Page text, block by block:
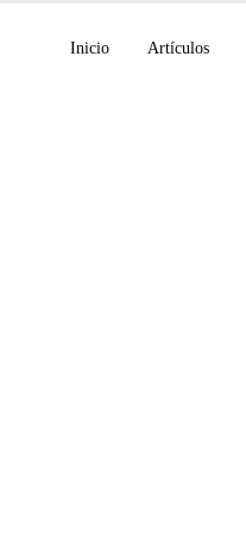
Inicio Artículos